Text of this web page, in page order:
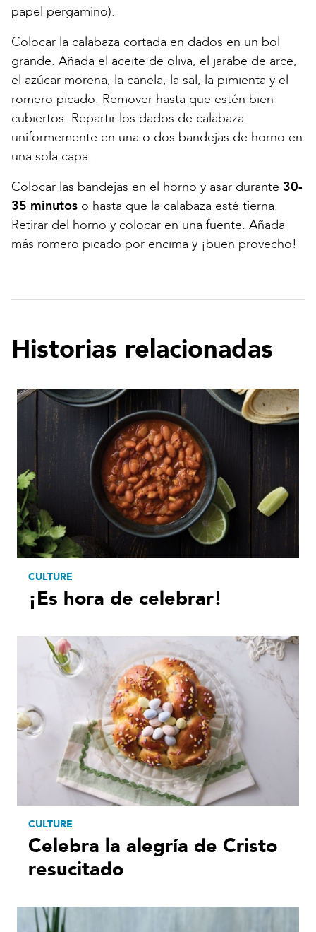
papel pergamino).
Colocar la calabaza cortada en dados en un bol
grande. Añada el aceite de oliva, el jarabe de arce,
el azúcar morena, la canela, la sal, la pimienta y el
romero picado. Remover hasta que estén bien
cubiertos. Repartir los dados de calabaza
uniformemente en una o dos bandejas de horno en
una sola capa.
Colocar las bandejas en el horno y asar durante 30-
35 minutos o hasta que la calabaza esté tierna.
Retirar del horno y colocar en una fuente. Añada
más romero picado por encima y ¡buen provecho!
Historias relacionadas
CULTURE
¡Es hora de celebrar!
CULTURE
Celebra la alegría de Cristo
resucitado